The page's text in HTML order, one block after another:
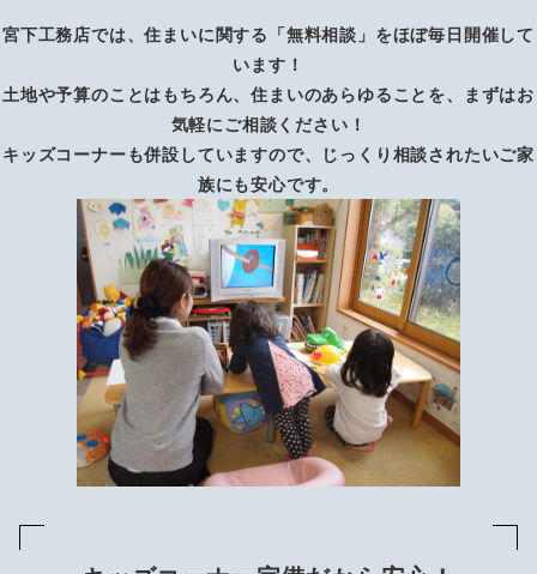
宮下工務店では、住まいに関する「無料相談」をほぼ毎日開催して
います！
土地や予算のことはもちろん、住まいのあらゆることを、まずはお
気軽にご相談ください！
キッズコーナーも併設していますので、じっくり相談されたいご家
族にも安心です。